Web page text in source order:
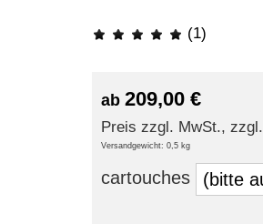
(1)
ab 209,00 €
Preis zzgl. MwSt., zzgl.
Versandgewicht: 0,5 kg
cartouches